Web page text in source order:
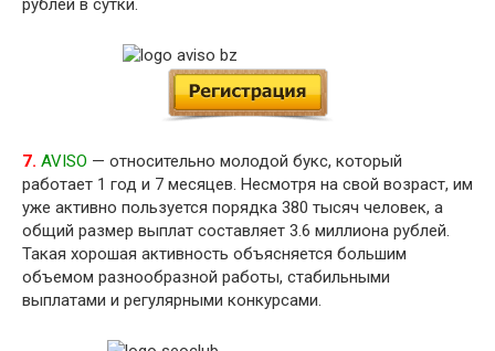
рублей в сутки.
7. AVISO — относительно молодой букс, который
работает 1 год и 7 месяцев. Несмотря на свой возраст, им
уже активно пользуется порядка 380 тысяч человек, а
общий размер выплат составляет 3.6 миллиона рублей.
Такая хорошая активность объясняется большим
объемом разнообразной работы, стабильными
выплатами и регулярными конкурсами.